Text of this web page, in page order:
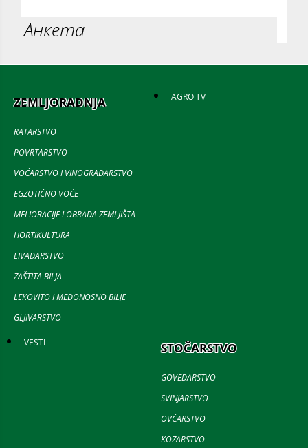
Анкета
ZEMLJORADNJA
RATARSTVO
POVRTARSTVO
VOĆARSTVO I VINOGRADARSTVO
EGZOTIČNO VOĆE
MELIORACIJE I OBRADA ZEMLJIŠTA
HORTIKULTURA
LIVADARSTVO
ZAŠTITA BILJA
LEKOVITO I MEDONOSNO BILJE
GLJIVARSTVO
AGRO TV
VESTI STOČARSTVO
GOVEDARSTVO
SVINJARSTVO
OVČARSTVO
KOZARSTVO